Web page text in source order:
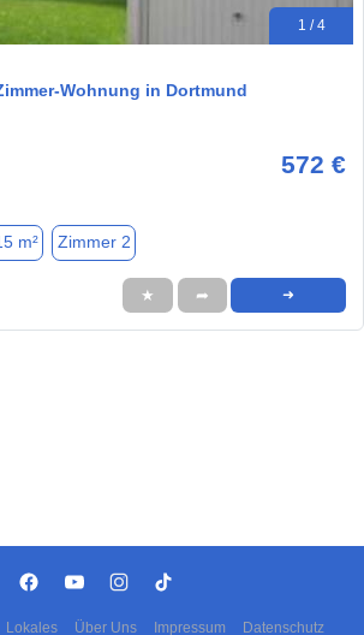
1 / 4
Wohnung in Dortmund
572 €
m² Zimmer 2
★ ➦ ➜
Lokales Über Uns Impressum Datenschutz